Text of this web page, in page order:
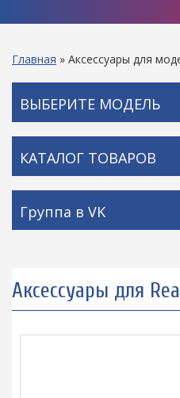
Главная » Аксессуары для
ВЫБЕРИТЕ МОДЕЛЬ
КАТАЛОГ ТОВАРОВ
Группа в VK
Аксессуары для